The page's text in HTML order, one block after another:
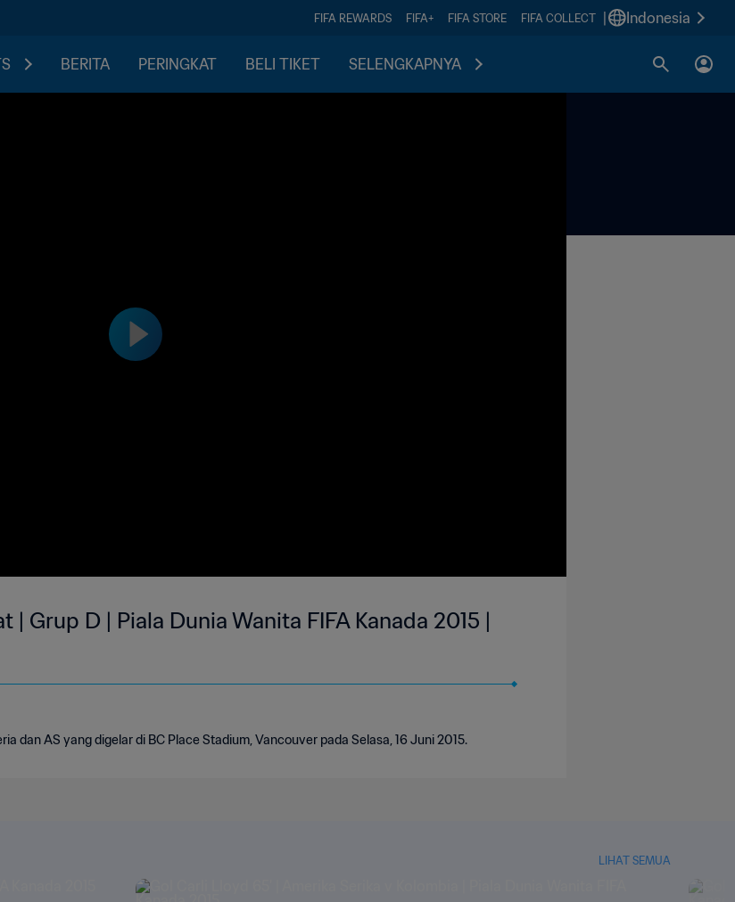
FIFA REWARDS FIFA+ FIFA STORE FIFA COLLECT Indonesia
BERITA PERINGKAT BELI TIKET SELENGKAPNYA
| Grup D | Piala Dunia Wanita FIFA Kanada 2015 |
dan AS yang digelar di BC Place Stadium, Vancouver pada Selasa, 16 Juni 2015.
LIHAT SEMUA